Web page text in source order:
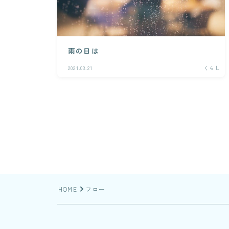
雨の日は
2021.03.21 くらし
HOME フロー